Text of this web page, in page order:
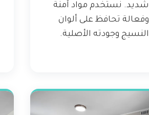
شديد. نستخدم مواد آمنة
وفعالة تحافظ على ألوان
النسيج وجودته الأصلية.